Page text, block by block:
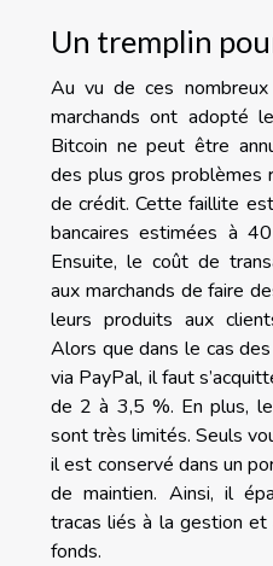
Un tremplin
Au vu de ces nombreux
marchands ont adopté
Bitcoin ne peut être
des plus gros problèmes
de crédit. Cette faillite
bancaires estimées à
Ensuite, le coût de
aux marchands de faire
leurs produits aux
Alors que dans le cas
via PayPal, il faut
de 2 à 3,5 %. En plus,
sont très limités. Seuls
il est conservé dans un
de maintien. Ainsi, il
tracas liés à la gestion et
fonds.